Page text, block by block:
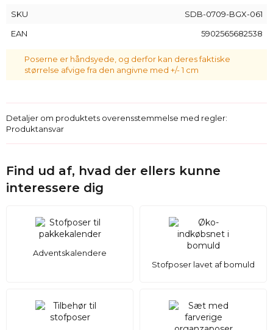
SKU
SDB-0709-BGX-061
EAN
5902565682538
Poserne er håndsyede, og derfor kan deres faktiske
størrelse afvige fra den angivne med +/- 1 cm
Detaljer om produktets overensstemmelse med regler:
Produktansvar
Find ud af, hvad der ellers kunne
interessere dig
Adventskalendere
Stofposer lavet af bomuld